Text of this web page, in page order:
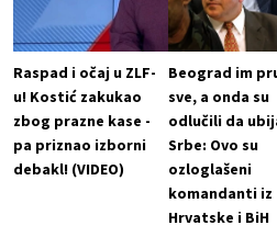
Raspad i očaj u ZLF-
u! Kostić zakukao
zbog prazne kase -
pa priznao izborni
debakl! (VIDEO)
Beograd im
sve, a onda su
odlučili da
Srbe: Ovo su
ozloglašeni
komandanti iz
Hrvatske i BiH